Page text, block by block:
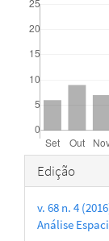
Detalhes
do
artigo
Edição
v. 68 n. 4
Análise